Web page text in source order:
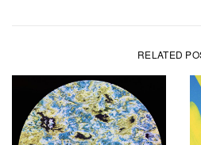
RELATED